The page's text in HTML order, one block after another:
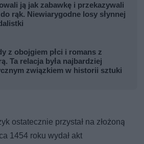
ją jak zabawkę i przekazywali
rąk. Niewiarygodne losy słynnej
z obojgiem płci i romans z
Ta relacja była najbardziej
związkiem w historii sztuki
ostatecznie przystał na złożoną
1454 roku wydał akt